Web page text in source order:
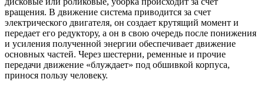
вращения. В движение система приводится за счет
электрического двигателя, он создает крутящий момент и
передает его редуктору, а он в свою очередь после понижения
и усиления полученной энергии обеспечивает движение
основных частей. Через шестерни, ременные и прочие
передачи движение «блуждает» под обшивкой корпуса,
принося пользу человеку.